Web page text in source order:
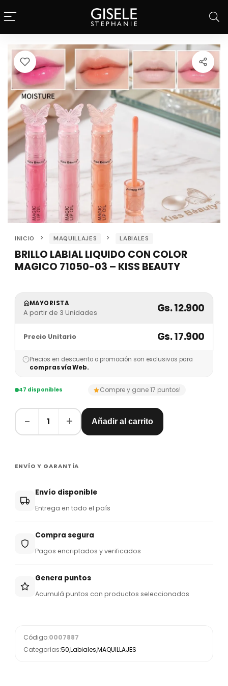
INICIO MAQUILLAJES LABIALES
BRILLO LABIAL LIQUIDO CON COLOR
MAGICO 71050-03 – KISS BEAUTY
MAYORISTA
A partir de 3 Unidades Gs. 12.900
Precio Unitario Gs. 17.900
Precios en descuento o promoción son exclusivos para
compras vía Web.
47 disponibles Compre y gane 17 puntos!
− 1 + Añadir al carrito
ENVÍO Y GARANTÍA
Envío disponible
Entrega en todo el país
Compra segura
Pagos encriptados y verificados
Genera puntos
Acumulá puntos con productos seleccionados
Código:0007887
Categorías:50,Labiales,MAQUILLAJES